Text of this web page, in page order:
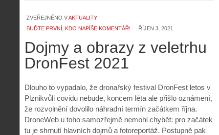
ZVEŘEJNĚNO VAKTUALITY
BUĎTE PRVNÍ, KDO NAPÍŠE KOMENTÁŘ!
ŘÍJEN 3, 2021
Dojmy a obrazy z veletrhu
DronFest 2021
Dlouho to vypadalo, že dronařský festival DronFest letos v
Plznikvůli covidu nebude, koncem léta ale přišlo oznámení,
že rozvolnění dovolilo náhradní termín začátkem října.
DroneWeb u toho samozřejmě nemohl chybět: pro začátek
tu je shrnutí hlavních dojmů a fotoreportáž. Postupně pak